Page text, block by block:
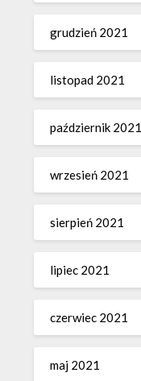
grudzień 2021
listopad 2021
październik 2021
wrzesień 2021
sierpień 2021
lipiec 2021
czerwiec 2021
maj 2021